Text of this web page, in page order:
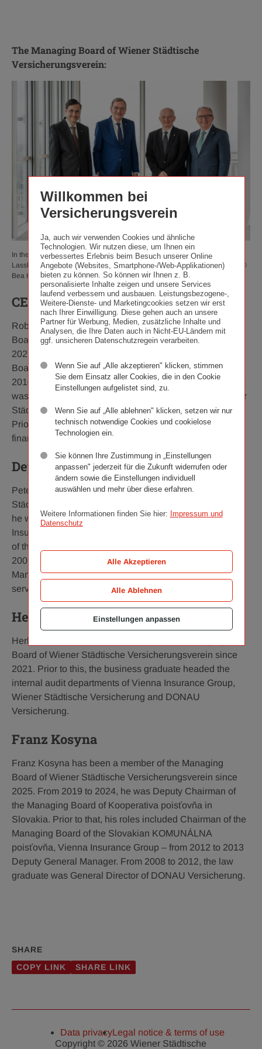
The Managing Board of Wiener Städtische
Versicherungsverein:
In the photo, from left to right: board member Herbert Allram, CEO Robert
Lasshofer, deputy CEO Peter Thirring and board member Franz Kosyna. ©
Bea Hasler
CEO Robert Lasshofer
Robert Lasshofer has been Chairman of the Managing
Board of Wiener Städtische Versicherungsverein since
2021. He was previously a member of the Managing
Board of Wiener Städtische Versicherung from 1999 to
2010, and then CEO until 2020. The graduate economist
was formerly a member of the Managing Board of Wiener
Städtische Versicherung and of DONAU Versicherung.
Prior to these roles, he held numerous positions in the
financial sector.
Deputy CEO Peter Thirring
Peter Thirring has been Deputy Chairman of Wiener
Städtische Versicherungsverein since 2023. Prior to this,
he was a member of the Managing Board of Vienna
Insurance Group. From 2016 to 2018, he was Chairman
of the Managing Board of DONAU Versicherung. From
2007 to 2015, the law graduate was a member of the
Managing Board of Generali Versicherung in Austria,
serving as Chairman of the Managing Board from 2013.
Herbert Allram
Herbert Allram has been a member of the Managing
Board of Wiener Städtische Versicherungsverein since
2021. Prior to this, the business graduate headed the
internal audit departments of Vienna Insurance Group,
Wiener Städtische Versicherung and DONAU
Versicherung.
Franz Kosyna
Franz Kosyna has been a member of the Managing
Board of Wiener Städtische Versicherungsverein since
2025. From 2019 to 2024, he was Deputy Chairman of
the Managing Board of Kooperativa poisťovňa in
Slovakia. Prior to that, his roles included Chairman of the
Managing Board of the Slovakian KOMUNÁLNA
poisťovňa, Vienna Insurance Group – from 2012 to 2013
Deputy General Manager. From 2008 to 2012, the law
graduate was General Director of DONAU Versicherung.
SHARE
COPY LINK
SHARE LINK
Data privacyLegal notice & terms of use
Copyright © 2026 Wiener Städtische
Willkommen bei
Versicherungsverein
Ja, auch wir verwenden Cookies und ähnliche
Technologien. Wir nutzen diese, um Ihnen ein
verbessertes Erlebnis beim Besuch unserer Online
Angebote (Websites, Smartphone-/Web-Applikationen)
bieten zu können. So können wir Ihnen z. B.
personalisierte Inhalte zeigen und unsere Services
laufend verbessern und ausbauen. Leistungsbezogene-,
Weitere-Dienste- und Marketingcookies setzen wir erst
nach Ihrer Einwilligung. Diese gehen auch an unsere
Partner für Werbung, Medien, zusätzliche Inhalte und
Analysen, die Ihre Daten auch in Nicht-EU-Ländern mit
ggf. unsicheren Datenschutzregein verarbeiten.
Wenn Sie auf „Alle akzeptieren" klicken, stimmen
Sie dem Einsatz aller Cookies, die in den Cookie
Einstellungen aufgelistet sind, zu.
Wenn Sie auf „Alle ablehnen" klicken, setzen wir nur
technisch notwendige Cookies und cookielose
Technologien ein.
Sie können Ihre Zustimmung in „Einstellungen
anpassen" jederzeit für die Zukunft widerrufen oder
ändern sowie die Einstellungen individuell
auswählen und mehr über diese erfahren.
Weitere Informationen finden Sie hier: Impressum und
Datenschutz
Einstellungen anpassen
Alle Ablehnen
Alle Akzeptieren